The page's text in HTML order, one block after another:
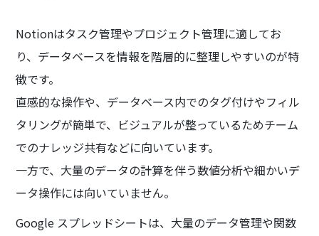
Notionはタスク管理やプロジェクト管理に適してお
り、データベースを情報を階層的に整理しやすいのが特
徴です。
直感的な操作や、データベース内でのタグ付けやフィル
タリングが簡単で、ビジュアルが整っているためチーム
でのナレッジ共有などに向いています。
一方で、大量のデータの計算を伴う数値分析や細かいデ
ータ操作には向いていません。
Google スプレッドシートは、大量のデータ管理や関数